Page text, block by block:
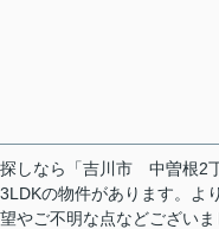
探しなら「吉川市 中曽
の物件があります。よ
やご不明な点などござい